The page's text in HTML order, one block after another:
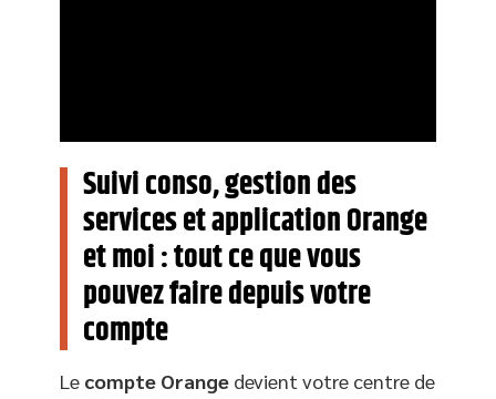
Suivi conso, gestion des
services et application Orange
et moi : tout ce que vous
pouvez faire depuis votre
compte
Le compte Orange devient votre centre de